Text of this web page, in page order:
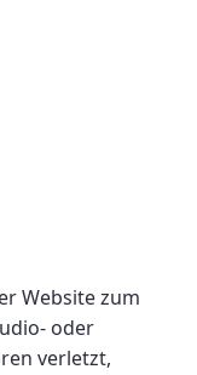
Website zum
oder
verletzt,